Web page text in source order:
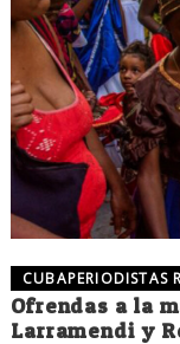
CUBAPERIODISTAS
Ofrendas a la
Larramendi y